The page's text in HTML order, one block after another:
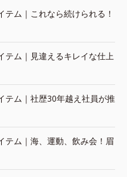
ム｜これなら続けられる！
テム｜見違えるキレイな仕上
テム｜社歴30年越え社員が推
テム｜海、運動、飲み会！眉